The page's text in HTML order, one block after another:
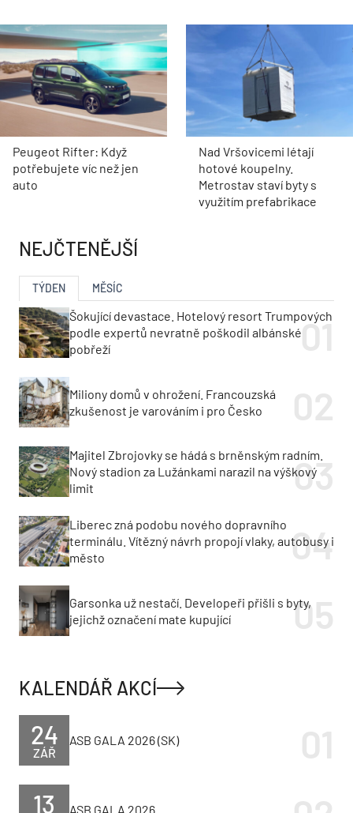
Peugeot Rifter: Když
potřebujete víc než jen
auto
Nad Vršovicemi létají
hotové koupelny.
Metrostav staví byty s
využitím prefabrikace
NEJČTENĚJŠÍ
TÝDEN MĚSÍC
Šokující devastace. Hotelový resort Trumpových
podle expertů nevratně poškodil albánské
pobřeží
Miliony domů v ohrožení. Francouzská
zkušenost je varováním i pro Česko
Majitel Zbrojovky se hádá s brněnským radním.
Nový stadion za Lužánkami narazil na výškový
limit
Liberec zná podobu nového dopravního
terminálu. Vítězný návrh propojí vlaky, autobusy i
město
Garsonka už nestačí. Developeři přišli s byty,
jejichž označení mate kupující
KALENDÁŘ AKCÍ
ZÁŘ
24 ASB GALA 2026 (SK)
13 ASB GALA 2026